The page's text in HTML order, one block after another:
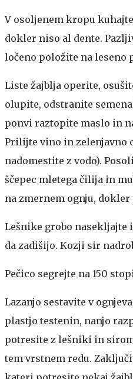
V osoljenem kropu
dokler niso al dente.
ločeno položite na leseno
Liste žajblja operite,
olupite, odstranite
ponvi raztopite maslo in
Prilijte vino in zelenjavno
nadomestite z vodo).
ščepec mletega čilija in
na zmernem ognju, dokler
Lešnike grobo nasekljajte
da zadišijo. Kozji sir
Pečico segrejte na 150
Lazanjo sestavite v
plastjo testenin, nanjo
potresite z lešniki in
tem vrstnem redu.